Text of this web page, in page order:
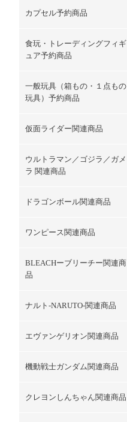
カプセル予約商品
食玩・トレーディングフィギ
ュア予約商品
一般玩具（箱もの・１点もの
玩具）予約商品
仮面ライダー関連商品
ウルトラマン／ゴジラ／ガメ
ラ 関連商品
ドラゴンボール関連商品
ワンピース関連商品
BLEACHーブリーチー関連商
品
ナルト-NARUTO-関連商品
エヴァンゲリオン関連商品
機動戦士ガンダム関連商品
クレヨンしんちゃん関連商品